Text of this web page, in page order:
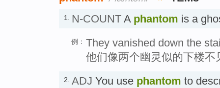
1. N-COUNT A phantom is a
例： They vanished down the
他们像两个幽灵似的下楼不
2. ADJ You use phantom to